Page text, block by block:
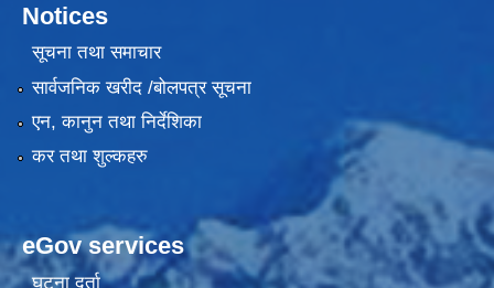
Notices
सूचना तथा समाचार
सार्वजनिक खरीद /बोलपत्र सूचना
एन, कानुन तथा निर्देशिका
कर तथा शुल्कहरु
eGov services
घटना दर्ता